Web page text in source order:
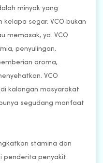
minyak yang
segar. VCO bukan
memasak, ya. VCO
penyulingan,
aroma,
VCO
kalangan masyarakat
segudang manfaat
stamina dan
penderita penyakit